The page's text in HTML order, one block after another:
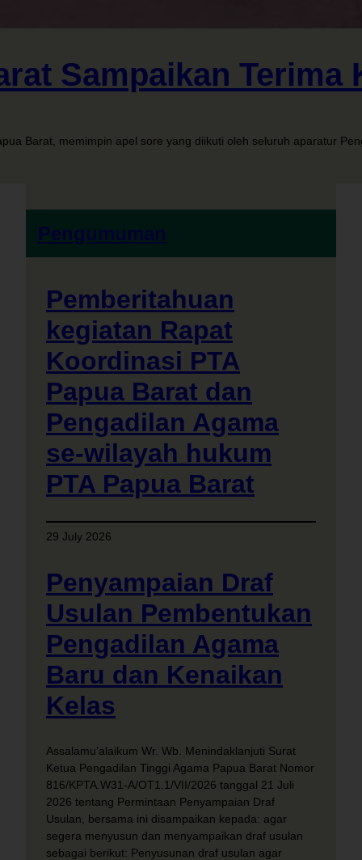
Sampaikan
Barat, memimpin apel sore yang diikuti oleh seluruh aparatur
Pengumuman
Pemberitahuan
kegiatan Rapat
Koordinasi PTA
Papua Barat dan
Pengadilan Agama
se-wilayah hukum
PTA Papua Barat
29 July 2026
Penyampaian Draf
Usulan Pembentukan
Pengadilan Agama
Baru dan Kenaikan
Kelas
Assalamu’alaikum Wr. Wb. Menindaklanjuti Surat
Ketua Pengadilan Tinggi Agama Papua Barat Nomor
816/KPTA.W31-A/OT1.1/VII/2026 tanggal 21 Juli
2026 tentang Permintaan Penyampaian Draf
Usulan, bersama ini disampaikan kepada: agar
segera menyusun dan menyampaikan draf usulan
sebagai berikut: Penyusunan draf usulan agar